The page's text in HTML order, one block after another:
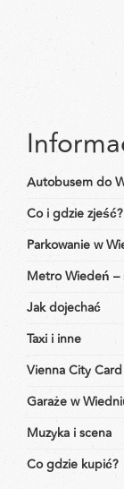
Autobusem do
Co i gdzie zjeść?
Parkowanie w
Metro Wiedeń –
Jak dojechać
Taxi i inne
Vienna City Card
Garaże w
Muzyka i scena
Co gdzie kupić?